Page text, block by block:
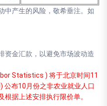
中产生的风险，敬希垂注。如
资金汇款，以避免市场波动造
Statistics ) 将于北京时间11
公布10月份之非农业就业人口
据上述安排执行限价单。